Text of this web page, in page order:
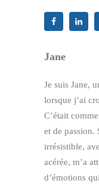
Jane
Je suis Jane,
lorsque j’ai
C’était
et de passion.
irrésistible,
acérée, m’a
d’émotions